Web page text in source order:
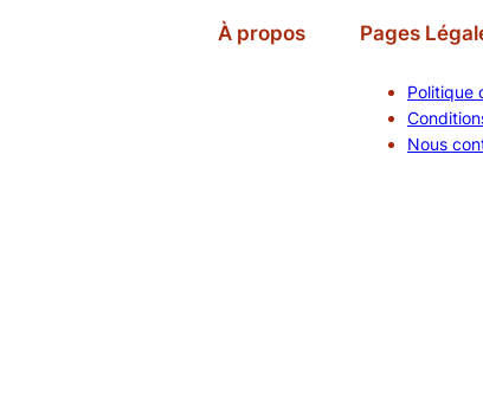
À propos Pages
Politique
Nous